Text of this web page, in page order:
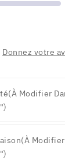
Donnez votre
(à Modifier
(à Modifier